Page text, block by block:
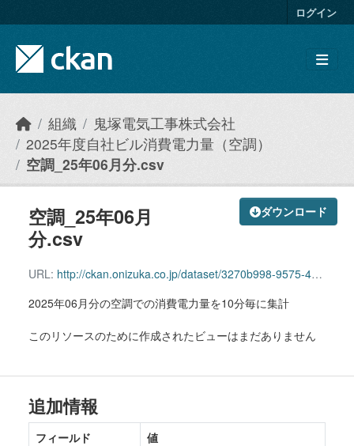
ログイン
組織
鬼塚電気工事株式会社
2025年度自社ビル消費電力量（空調）
空調_25年06月分.csv
ダウンロード
空調_25年06月
分.csv
URL: http://ckan.onizuka.co.jp/dataset/3270b998-9575-4b10-aade-fe0e593feb7f/resource/7d9c3cea-381c-4546-9df6-cf051088e13d/download/airconditioning_2506.csv
2025年06月分の空調での消費電力量を10分毎に集計
このリソースのために作成されたビューはまだありません
追加情報
フィールド
値